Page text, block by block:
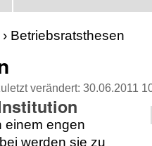
› Betriebsratsthesen
verändert: 30.06.2011
einem engen
werden sie zu